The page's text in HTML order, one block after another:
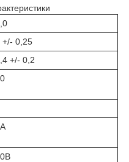
+/- 0,25
+/- 0,2